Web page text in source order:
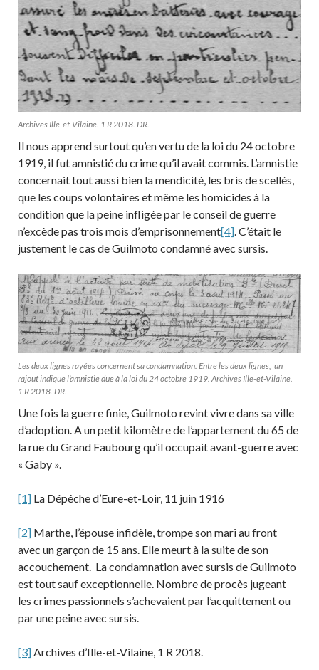
Archives Ille-et-Vilaine. 1 R 2018. DR.
Il nous apprend surtout qu’en vertu de la loi du 24 octobre
1919, il fut amnistié du crime qu’il avait commis. L’amnistie
concernait tout aussi bien la mendicité, les bris de scellés,
que les coups volontaires et même les homicides à la
condition que la peine infligée par le conseil de guerre
n’excède pas trois mois d’emprisonnement[4]. C’était le
justement le cas de Guilmoto condamné avec sursis.
Les deux lignes rayées concernent sa condamnation. Entre les deux lignes, un
rajout indique l’amnistie due à la loi du 24 octobre 1919. Archives Ille-et-Vilaine.
1 R 2018. DR.
Une fois la guerre finie, Guilmoto revint vivre dans sa ville
d’adoption. A un petit kilomètre de l’appartement du 65 de
la rue du Grand Faubourg qu’il occupait avant-guerre avec
« Gaby ».
[1] La Dépêche d’Eure-et-Loir, 11 juin 1916
[2] Marthe, l’épouse infidèle, trompe son mari au front
avec un garçon de 15 ans. Elle meurt à la suite de son
accouchement. La condamnation avec sursis de Guilmoto
est tout sauf exceptionnelle. Nombre de procès jugeant
les crimes passionnels s’achevaient par l’acquittement ou
par une peine avec sursis.
[3] Archives d’Ille-et-Vilaine, 1 R 2018.